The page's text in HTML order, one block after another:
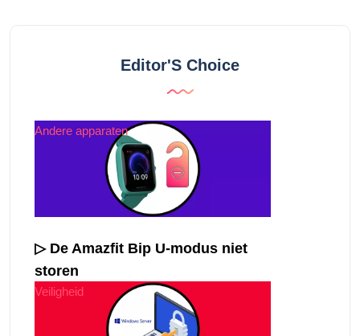
Editor'S Choice
Andere apparaten
▷ De Amazfit Bip U-modus niet
storen
Veiligheid